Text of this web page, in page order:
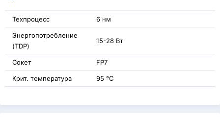
Техпроцесс 6 нм
Энергопотребление
(TDP)
15-28 Вт
Сокет FP7
Крит. температура 95 °C